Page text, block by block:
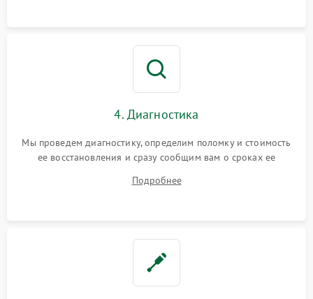
4. Диагностика
Мы проведем диагностику, определим поломку и стоимость
ее восстановления и сразу сообщим вам о сроках ее
Подробнее